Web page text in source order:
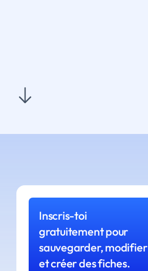
Inscris-toi
gratuitement pour
sauvegarder, modifier
et créer des fiches.